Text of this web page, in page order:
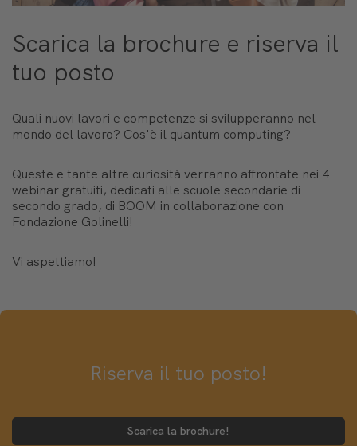
Scarica la brochure e riserva il
tuo posto
Quali nuovi lavori e competenze si svilupperanno nel
mondo del lavoro? Cos'è il quantum computing?
Queste e tante altre curiosità verranno affrontate nei 4
webinar gratuiti, dedicati alle scuole secondarie di
secondo grado, di BOOM in collaborazione con
Fondazione Golinelli!
Vi aspettiamo!
Riserva il tuo posto!
Scarica la brochure!